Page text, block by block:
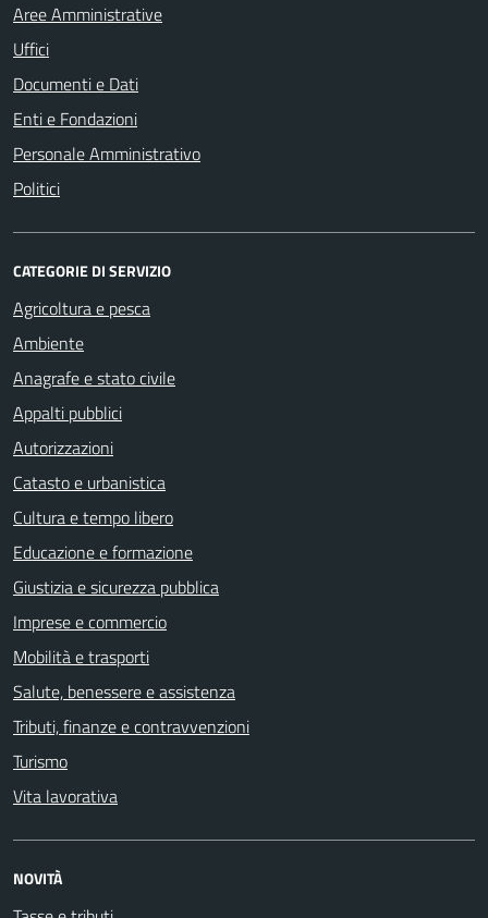
Aree Amministrative
Uffici
Documenti e Dati
Enti e Fondazioni
Personale Amministrativo
Politici
CATEGORIE DI SERVIZIO
Agricoltura e pesca
Ambiente
Anagrafe e stato civile
Appalti pubblici
Autorizzazioni
Catasto e urbanistica
Cultura e tempo libero
Educazione e formazione
Giustizia e sicurezza pubblica
Imprese e commercio
Mobilità e trasporti
Salute, benessere e assistenza
Tributi, finanze e contravvenzioni
Turismo
Vita lavorativa
NOVITÀ